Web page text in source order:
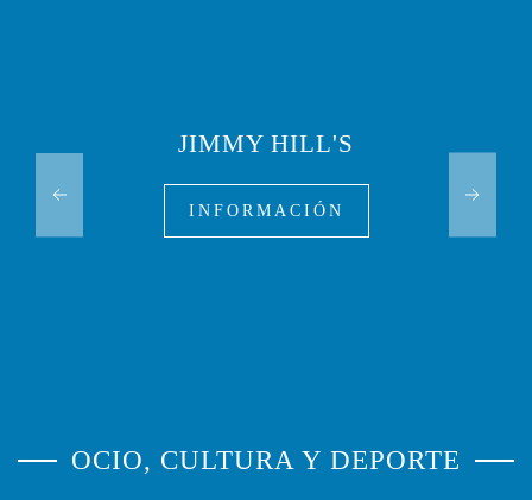
JIMMY HILL'S
INFORMACIÓN
OCIO, CULTURA Y DEPORTE